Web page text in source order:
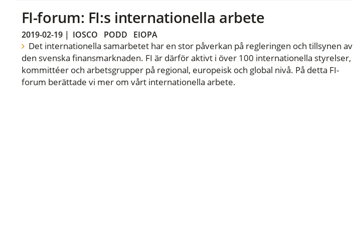
FI-forum: FI:s internationella arbete
2019-02-19| IOSCO PODD EIOPA
Det internationella samarbetet har en stor påverkan på regleringen och tillsynen av
den svenska finansmarknaden. FI är därför aktivt i över 100 internationella styrelser,
kommittéer och arbetsgrupper på regional, europeisk och global nivå. På detta FI-
forum berättade vi mer om vårt internationella arbete.